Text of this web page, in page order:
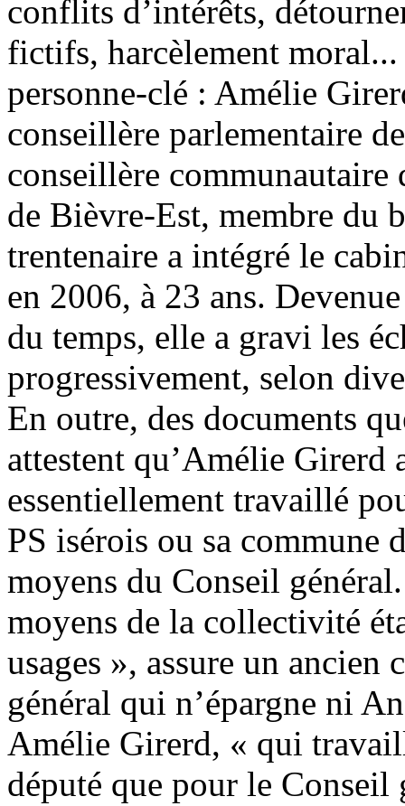
conflits d’intérêts,
fictifs, harcèlement
personne-clé : Amélie
conseillère parlementaire
conseillère communautaire
de Bièvre-Est, membre du
trentenaire a intégré le
en 2006, à 23 ans.
du temps, elle a gravi les
progressivement, selon
En outre, des documents
attestent qu’Amélie Girerd
essentiellement travaillé
PS isérois ou sa commune
moyens du Conseil
moyens de la collectivité
usages », assure un
général qui n’épargne ni
Amélie Girerd, « qui
député que pour le Conseil